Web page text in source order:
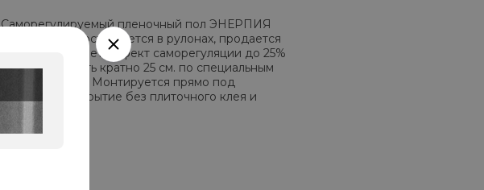
Саморегулируемый пленочный пол ЭНЕРПИЯ
DW 305 PTC поставляется в рулонах, продается
метражом. Имеет эффект саморегуляции до 25%
Можно отрезать кратно 25 см. по специальным
линиям отреза. Монтируется прямо под
напольное покрытие без плиточного клея и